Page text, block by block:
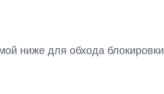
ниже для обхода блокировки